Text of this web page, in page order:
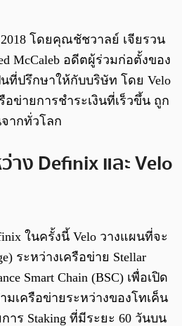
โดยคุณชัชวาลย์ เจียรวน
McCaleb อดีตผู้ร่วมก่อตั้งของ
นที่ปรึกษาให้กับบริษัท โดย Velo
อข่ายการชำระเงินที่เร็วขึ้น ถูก
ากทั่วโลก
าง Definix และ Velo
ในครั้งนี้ Velo วางแผนที่จะ
ระหว่างเครือข่าย Stellar
Smart Chain (BSC) เพื่อเปิด
มเครือข่ายระหว่างของโทเค็น
าร Staking ที่มีระยะ 60 วันบน